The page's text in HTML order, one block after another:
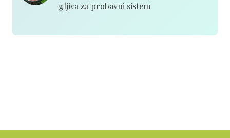
gljiva za probavni sistem